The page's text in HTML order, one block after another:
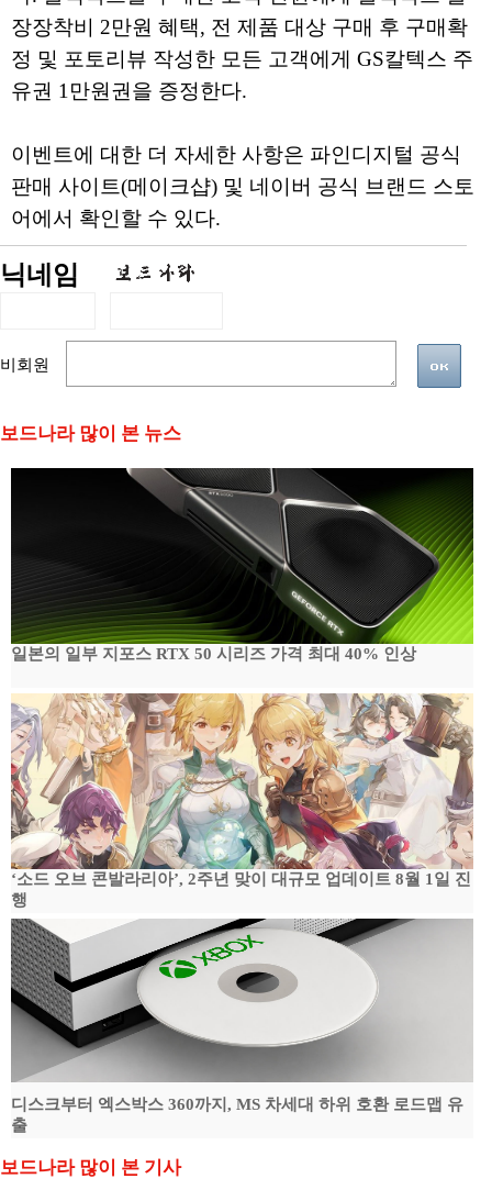
장장착비 2만원 혜택, 전 제품 대상 구매 후 구매확
정 및 포토리뷰 작성한 모든 고객에게 GS칼텍스 주
유권 1만원권을 증정한다.
이벤트에 대한 더 자세한 사항은 파인디지털 공식
판매 사이트(메이크샵) 및 네이버 공식 브랜드 스토
어에서 확인할 수 있다.
닉네임
비회원
보드나라 많이 본 뉴스
일본의 일부 지포스 RTX 50 시리즈 가격 최대 40% 인상
‘소드 오브 콘발라리아’, 2주년 맞이 대규모 업데이트 8월 1일 진
행
디스크부터 엑스박스 360까지, MS 차세대 하위 호환 로드맵 유
출
보드나라 많이 본 기사